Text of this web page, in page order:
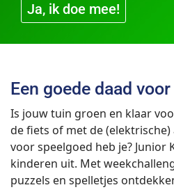
Ja, ik doe mee!
Een goede daad
Is jouw tuin groen en klaar
de fiets of met de
voor speelgoed heb je? Junior
kinderen uit. Met
puzzels en spelletjes